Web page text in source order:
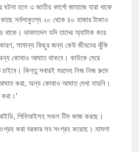
হলে এ জাতীয় কার্গো জাহাজে যারা থাকে
কাছে সর্বসাকুল্যে ২০ থেকে ৪০ হাজার টাকাও
থাকে। ডাকাতদল যদি তাদের অ্যাটাক করে
সামান্য কিছুর জন্য কেউ জীবনের ঝুঁকি
কোথাও আঘাত থাকবে। কাউকে মেরে
চাইবে। কিন্তু সবারই মরদেহ নিজ নিজ রুমে
করা, অন্য কোথাও আঘাত দেখা যায়নি।
পিবিআইসহ সকল টিম কাজ করছে।
করা দরকার সব সংগ্রহ করেছে। মামলা